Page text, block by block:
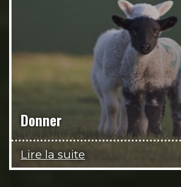
Donner
Lire la suite